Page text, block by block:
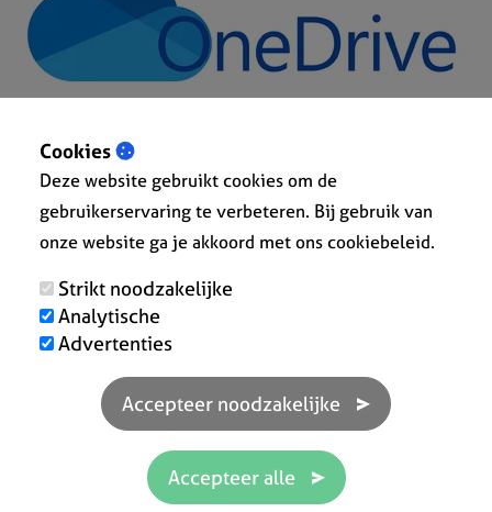
Cookies
Deze website gebruikt cookies om de
gebruikerservaring te verbeteren. Bij gebruik van
onze website ga je akkoord met ons cookiebeleid.
Strikt noodzakelijke
Analytische
Advertenties